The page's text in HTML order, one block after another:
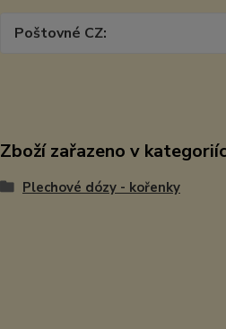
Poštovné CZ
Zboží zařazeno v
Plechové dózy - kořenky